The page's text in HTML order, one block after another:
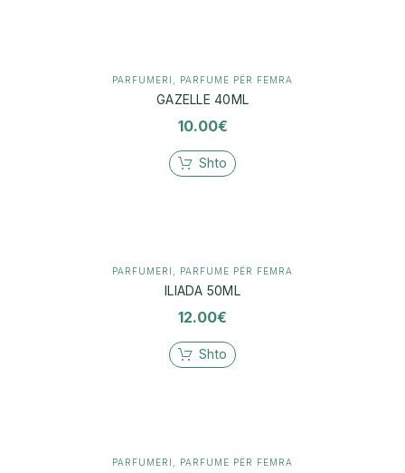
PARFUMERI PARFUME PËR FEMRA
GAZELLE 40ML
10.00€
Shto
PARFUMERI PARFUME PËR FEMRA
ILIADA 50ML
12.00€
Shto
PARFUMERI PARFUME PËR FEMRA